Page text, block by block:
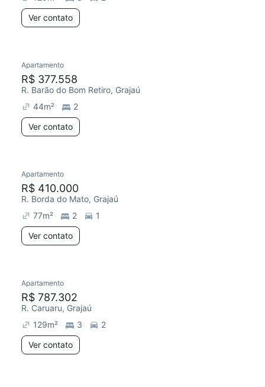
Ver contato
Apartamento
R$ 377.558
R. Barão do Bom Retiro, Grajaú
44m²
2
Ver contato
Apartamento
R$ 410.000
R. Borda do Mato, Grajaú
77m² 2
1
Ver contato
Apartamento
R$ 787.302
R. Caruaru, Grajaú
129m² 3
2
Ver contato